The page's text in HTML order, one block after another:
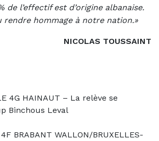
de l’effectif est d’origine albanaise.
rendre hommage à notre nation.»
NICOLAS TOUSSAINT
4G HAINAUT – La relève se
Binchous Leval
BRABANT WALLON/BRUXELLES-